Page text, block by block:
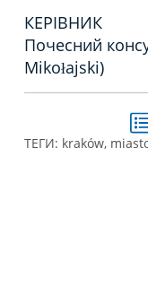
КЕРІВНИК
Почесний
Mikołajski)
ТЕГИ: kraków,